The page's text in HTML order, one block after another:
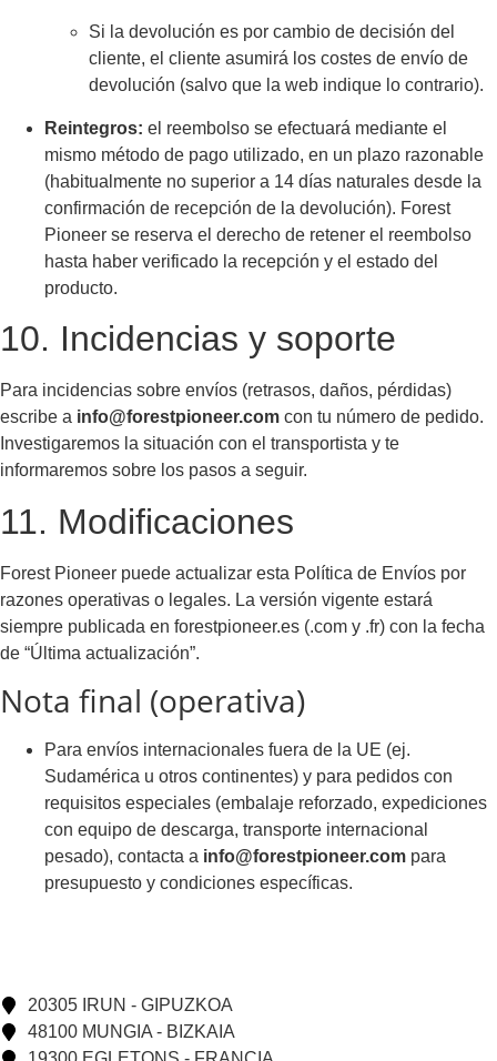
Si la devolución es por cambio de decisión del
cliente, el cliente asumirá los costes de envío de
devolución (salvo que la web indique lo contrario).
Reintegros: el reembolso se efectuará mediante el
mismo método de pago utilizado, en un plazo razonable
(habitualmente no superior a 14 días naturales desde la
confirmación de recepción de la devolución). Forest
Pioneer se reserva el derecho de retener el reembolso
hasta haber verificado la recepción y el estado del
producto.
10. Incidencias y soporte
Para incidencias sobre envíos (retrasos, daños, pérdidas)
escribe a info@forestpioneer.com con tu número de pedido.
Investigaremos la situación con el transportista y te
informaremos sobre los pasos a seguir.
11. Modificaciones
Forest Pioneer puede actualizar esta Política de Envíos por
razones operativas o legales. La versión vigente estará
siempre publicada en forestpioneer.es (.com y .fr) con la fecha
de “Última actualización”.
Nota final (operativa)
Para envíos internacionales fuera de la UE (ej.
Sudamérica u otros continentes) y para pedidos con
requisitos especiales (embalaje reforzado, expediciones
con equipo de descarga, transporte internacional
pesado), contacta a info@forestpioneer.com para
presupuesto y condiciones específicas.
20305 IRUN - GIPUZKOA
48100 MUNGIA - BIZKAIA